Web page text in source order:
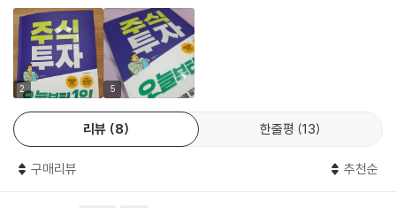
02 저평가주 어떻게 찾을까?_가치투자를 위한 저평가주 찾기
03 유망종목 남들보다 빨리 찾기_유망종목 선점법
여기서 잠깐_테마주 고를 때 주의할 점
04 사업보고서로 유망기업 찾기_똑똑한 기업 분석
05 사업보고서로 기업 파악하기 ①_회사의 개요
까? 등등
2 5
리뷰 8 한줄평 13
구매리뷰 추천순